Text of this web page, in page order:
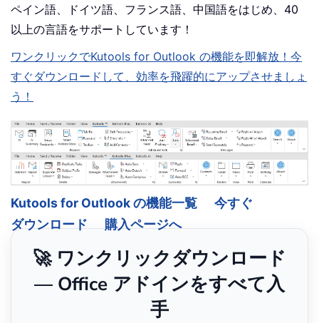
ペイン語、ドイツ語、フランス語、中国語をはじめ、40
以上の言語をサポートしています！
ワンクリックでKutools for Outlook の機能を即解放！今
すぐダウンロードして、効率を飛躍的にアップさせましょ
う！
Kutools for Outlook の機能一覧
今すぐ
ダウンロード
購入ページへ
🚀 ワンクリックダウンロード
— Office アドインをすべて入
手